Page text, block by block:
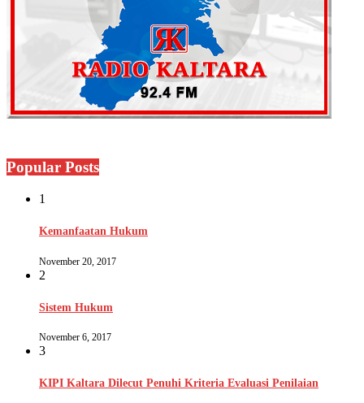
Popular Posts
1
Kemanfaatan Hukum
November 20, 2017
2
Sistem Hukum
November 6, 2017
3
KIPI Kaltara Dilecut Penuhi Kriteria Evaluasi Penilaian